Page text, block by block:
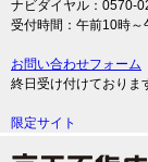
ナビダイヤル：0570-
受付時間：午前10時～
お問い合わせフォーム
終日受け付けておりま
限定サイト